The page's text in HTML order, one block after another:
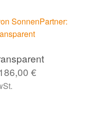
186,00 €